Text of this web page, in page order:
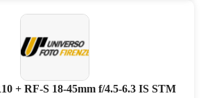
+ RF-S 18-45mm f/4.5-6.3 IS STM